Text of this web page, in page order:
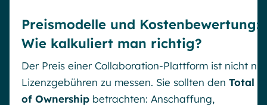
Preismodelle und Kostenbewertung:
Wie kalkuliert man richtig?
Der Preis einer Collaboration-Plattform ist nicht
Lizenzgebühren zu messen. Sie sollten den Total
of Ownership betrachten: Anschaffung,